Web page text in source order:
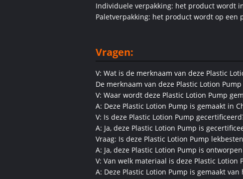
Individuele verpakking: het product wordt
Paletverpakking: het product wordt op
Vragen:
V: Wat is de merknaam van deze Plastic
De merknaam van deze Plastic Lotion
V: Waar wordt deze Plastic Lotion Pump
A: Deze Plastic Lotion Pump is gemaakt in
V: Is deze Plastic Lotion Pump
A: Ja, deze Plastic Lotion Pump is
Vraag: Is deze Plastic Lotion Pump
A: Ja, deze Plastic Lotion Pump is
V: Van welk materiaal is deze Plastic Lotion
A: Deze Plastic Lotion Pump is gemaakt